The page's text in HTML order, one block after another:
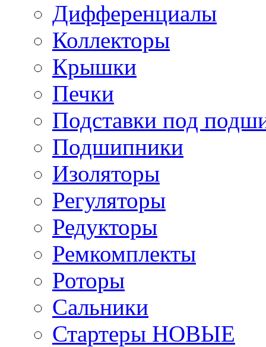
Дифференциалы
Коллекторы
Крышки
Печки
Подставки под
Подшипники
Изоляторы
Регуляторы
Редукторы
Ремкомплекты
Роторы
Сальники
Стартеры НОВЫЕ